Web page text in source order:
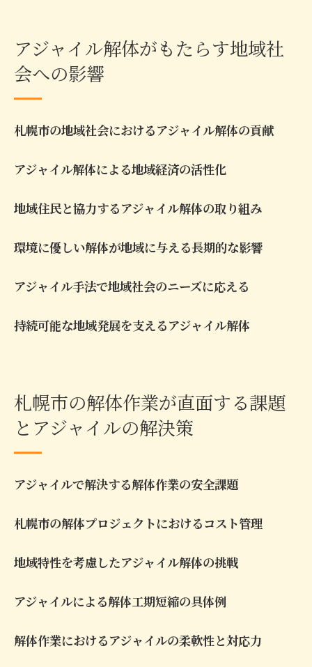
アジャイル解体がもたらす地域社
会への影響
札幌市の地域社会におけるアジャイル解体の貢献
アジャイル解体による地域経済の活性化
地域住民と協力するアジャイル解体の取り組み
環境に優しい解体が地域に与える長期的な影響
アジャイル手法で地域社会のニーズに応える
持続可能な地域発展を支えるアジャイル解体
札幌市の解体作業が直面する課題
とアジャイルの解決策
アジャイルで解決する解体作業の安全課題
札幌市の解体プロジェクトにおけるコスト管理
地域特性を考慮したアジャイル解体の挑戦
アジャイルによる解体工期短縮の具体例
解体作業におけるアジャイルの柔軟性と対応力